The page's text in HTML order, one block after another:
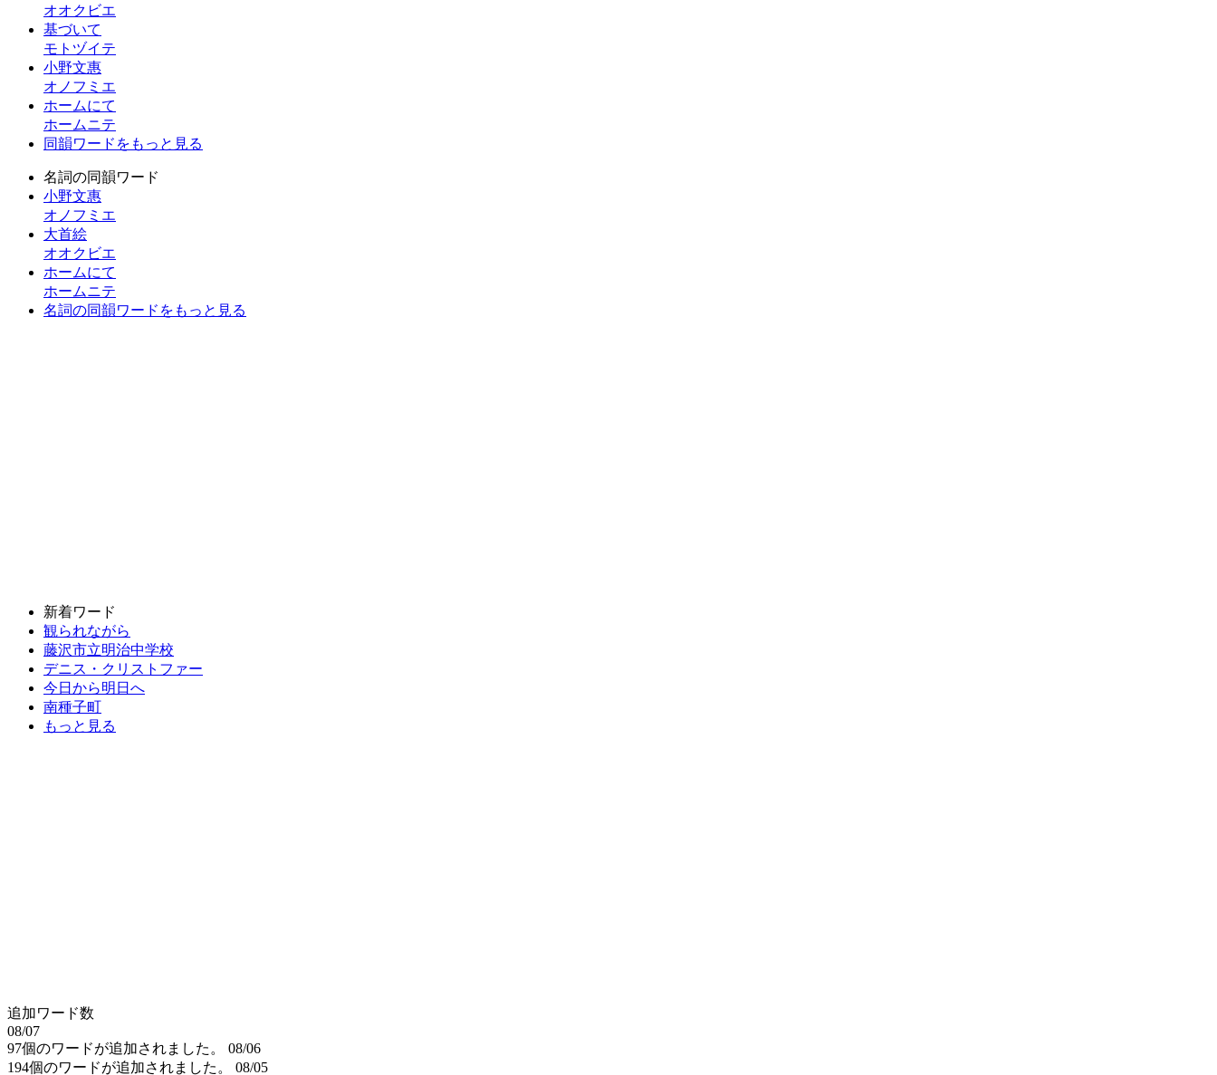
オオクビエ
基づいて
モトヅイテ
小野文惠
オノフミエ
ホームにて
ホームニテ
同韻ワードをもっと見る
名詞の同韻ワード
小野文惠
オノフミエ
大首絵
オオクビエ
ホームにて
ホームニテ
名詞の同韻ワードをもっと見る
新着ワード
観られながら
藤沢市立明治中学校
デニス・クリストファー
今日から明日へ
南種子町
もっと見る
追加ワード数
08/07
97個のワードが追加されました。
08/06
194個のワードが追加されました。
08/05